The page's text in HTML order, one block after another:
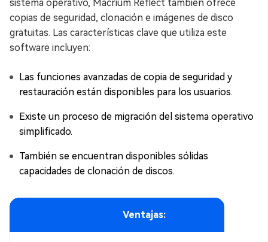
sistema operativo, Macrium Reflect también ofrece
copias de seguridad, clonación e imágenes de disco
gratuitas. Las características clave que utiliza este
software incluyen:
Las funciones avanzadas de copia de seguridad y
restauración están disponibles para los usuarios.
Existe un proceso de migración del sistema operativo
simplificado.
También se encuentran disponibles sólidas
capacidades de clonación de discos.
Ventajas: